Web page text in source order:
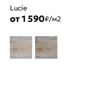
Lucie
от 1 590₽/м2